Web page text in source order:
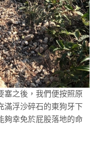
塞之後，我們便按照原
滿浮沙碎石的東狗牙下
夠幸免於屁股落地的命